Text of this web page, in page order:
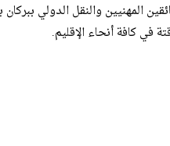
المهنيين والنقل الدولي ببركان
في كافة أنحاء الإقليم.